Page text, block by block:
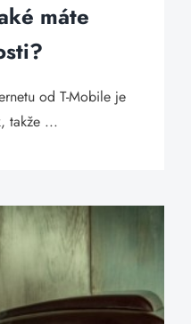
máte
od T-Mobile je
takže ...